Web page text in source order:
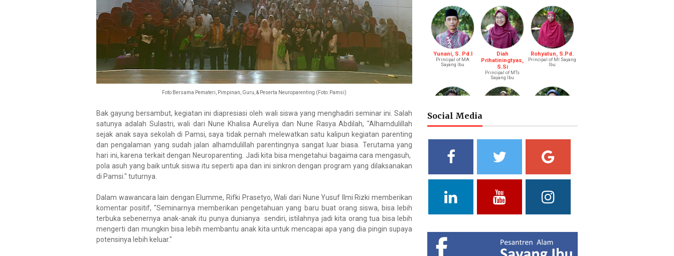
Foto Bersama Pemateri, Pimpinan, Guru, & Peserta Neuroparenting (Foto: Pamsi)
Bak gayung bersambut, kegiatan ini diapresiasi oleh wali siswa yang menghadiri seminar ini. Salah
satunya adalah Sulastri, wali dari Nune Khalisa Aureliya dan Nune Rasya Abdilah, "Alhamdulillah
sejak anak saya sekolah di Pamsi, saya tidak pernah melewatkan satu kalipun kegiatan parenting
dan pengalaman yang sudah jalan alhamdulillah parentingnya sangat luar biasa. Terutama yang
hari ini, karena terkait dengan Neuroparenting. Jadi kita bisa mengetahui bagaima cara mengasuh,
pola asuh yang baik untuk siswa itu seperti apa dan ini sinkron dengan program yang dilaksanakan
di Pamsi." tuturnya.
Dalam wawancara lain dengan Elumme, Rifki Prasetyo, Wali dari Nune Yusuf Ilmi Rizki memberikan
komentar positif, "Seminarnya memberikan pengetahuan yang baru buat orang siswa, bisa lebih
terbuka sebenernya anak-anak itu punya dunianya sendiri, istilahnya jadi kita orang tua bisa lebih
mengerti dan mungkin bisa lebih membantu anak kita untuk mencapai apa yang dia pingin supaya
potensinya lebih keluar."
Yunani, S. Pd.I
Principal of MA
Sayang Ibu
Diah
Prihatiningtyas,
S.Si
Principal of MTs
Sayang Ibu
Rohyatun, S.Pd.
Principal of MI Sayang
Ibu
S.Li.
Hizam, M.Pd.
S.E.
Vidya Putri
Deputy Head of Public
Yuliani, S.Pd
Curriculum MA
Fathul Hamdi, S.Si
Curriculum MTs
Social Media